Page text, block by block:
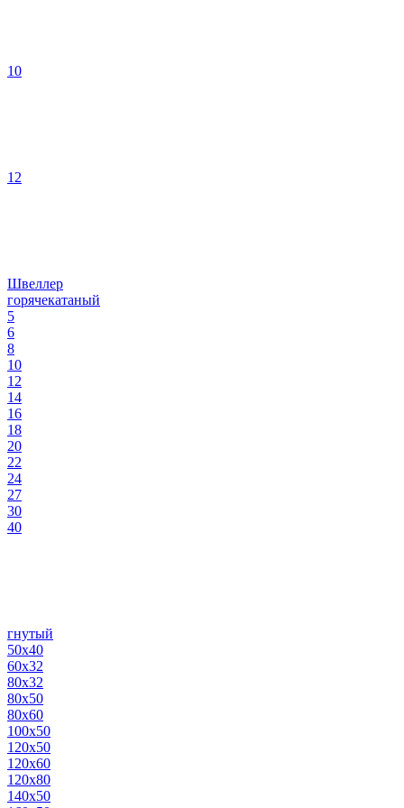
10
12
Швеллер
горячекатаный
5
6
8
10
12
14
16
18
20
22
24
27
30
40
гнутый
50х40
60х32
80х32
80х50
80х60
100х50
120х50
120х60
120х80
140х50